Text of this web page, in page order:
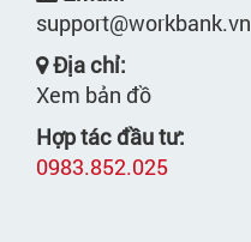
support@workbank.vn
Địa chỉ:
Xem bản đồ
Hợp tác đầu tư:
0983.852.025